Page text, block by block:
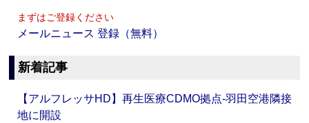
まずはご登録ください
メールニュース 登録（無料）
新着記事
【アルフレッサHD】再生医療CDMO拠点‐羽田空港隣接
地に開設